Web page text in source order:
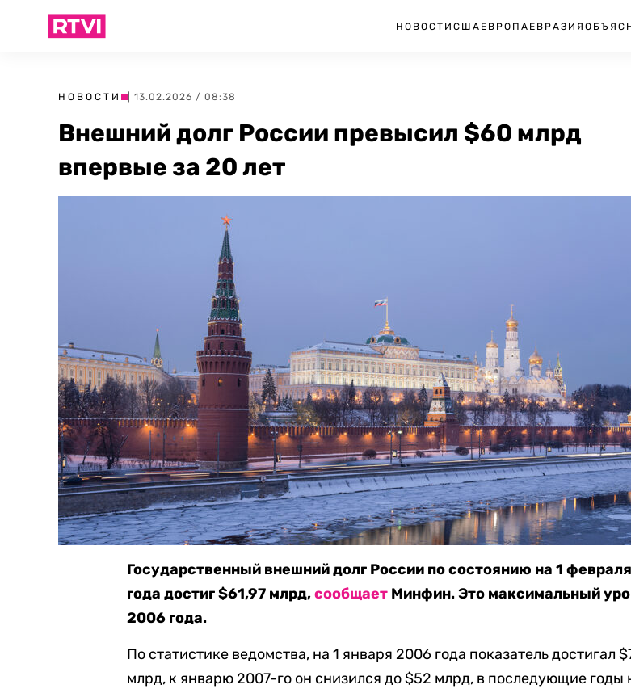
НОВОСТИ США ЕВРОПА ЕВРАЗИЯ
НОВОСТИ | 13.02.2026 / 08:38
Внешний долг России превысил $60 млрд
впервые за 20 лет
Государственный внешний долг России по состоянию на 1
года достиг $61,97 млрд,сообщает Минфин. Это максимальный
2006 года.
По статистике ведомства, на 1 января 2006 года показатель достигал
млрд, к январю 2007-го он снизился до $52 млрд, в последующие годы